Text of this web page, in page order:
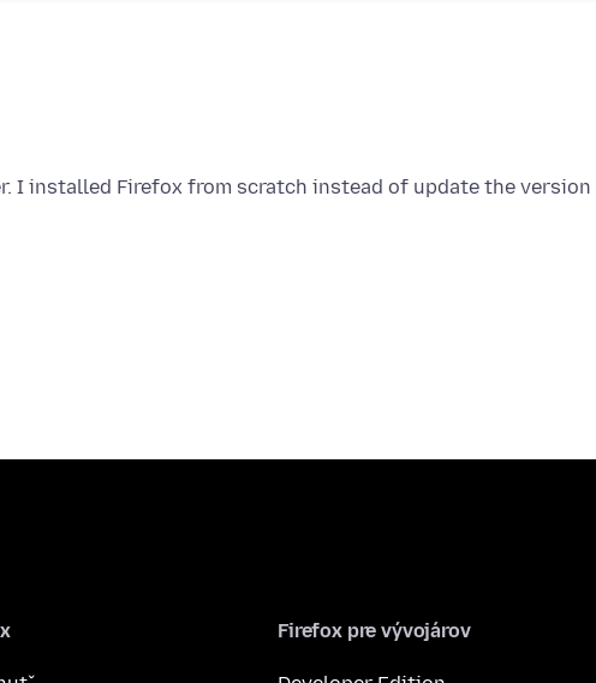
I installed Firefox from scratch instead of update the version
Firefox pre vývojárov